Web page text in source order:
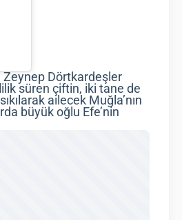
Zeynep Dörtkardeşler
süren çiftin, iki tane de
ailecek Muğla’nın
büyük oğlu Efe’nin